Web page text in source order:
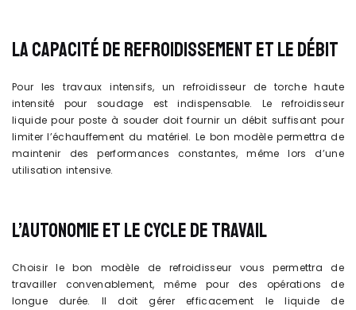
LA CAPACITÉ DE REFROIDISSEMENT ET LE DÉBIT
Pour les travaux intensifs, un refroidisseur de torche haute
intensité pour soudage est indispensable. Le refroidisseur
liquide pour poste à souder doit fournir un débit suffisant pour
limiter l’échauffement du matériel. Le bon modèle permettra de
maintenir des performances constantes, même lors d’une
utilisation intensive.
L’AUTONOMIE ET LE CYCLE DE TRAVAIL
Choisir le bon modèle de refroidisseur vous permettra de
travailler convenablement, même pour des opérations de
longue durée. Il doit gérer efficacement le liquide de